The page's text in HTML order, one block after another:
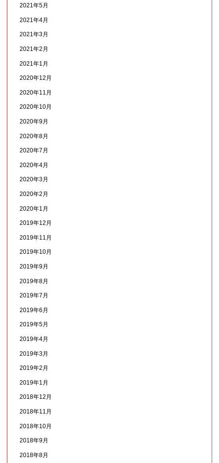
2021年5月
2021年4月
2021年3月
2021年2月
2021年1月
2020年12月
2020年11月
2020年10月
2020年9月
2020年8月
2020年7月
2020年4月
2020年3月
2020年2月
2020年1月
2019年12月
2019年11月
2019年10月
2019年9月
2019年8月
2019年7月
2019年6月
2019年5月
2019年4月
2019年3月
2019年2月
2019年1月
2018年12月
2018年11月
2018年10月
2018年9月
2018年8月